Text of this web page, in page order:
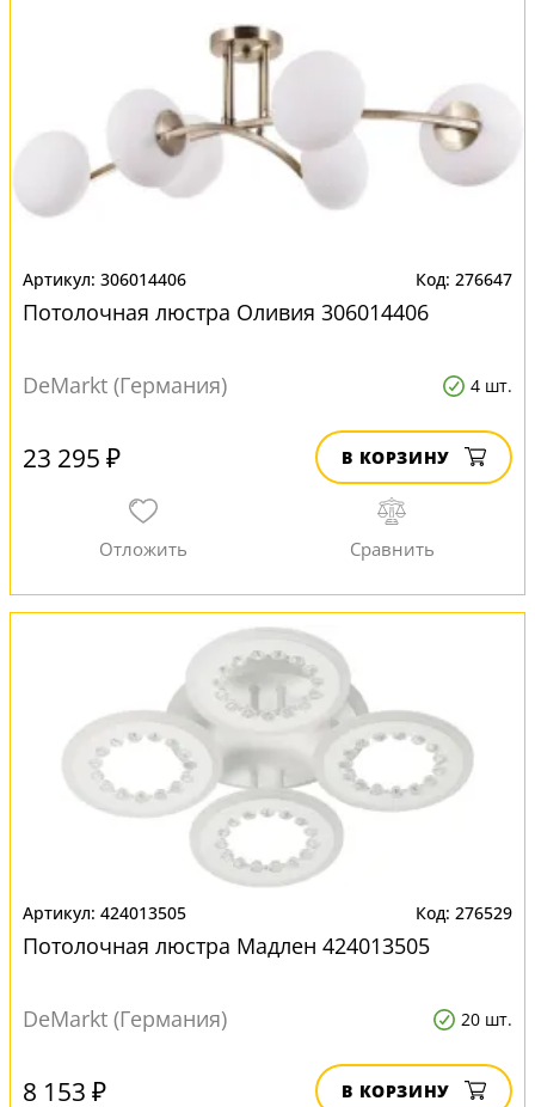
306014406 276647
Потолочная люстра Оливия 306014406
DeMarkt (Германия) 4 шт.
23 295 ₽ В КОРЗИНУ
424013505 276529
Потолочная люстра Мадлен 424013505
DeMarkt (Германия) 20 шт.
8 153 ₽ В КОРЗИНУ